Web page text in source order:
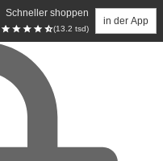
Schneller shoppen
(13.2 tsd)
in der App